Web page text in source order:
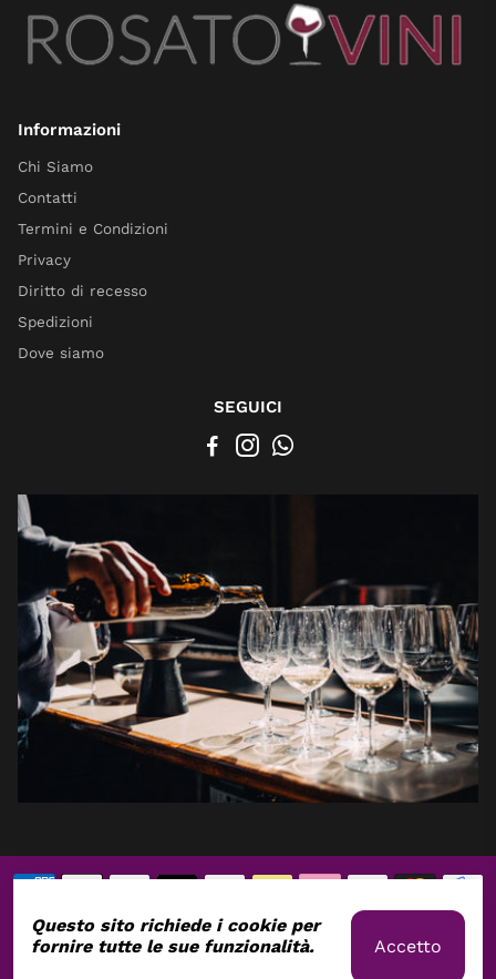
Informazioni
Chi Siamo
Contatti
Termini e Condizioni
Privacy
Diritto di recesso
Spedizioni
Dove siamo
SEGUICI
Inscriviti
Questo sito richiede i cookie per
fornire tutte le sue funzionalità.
Accetto